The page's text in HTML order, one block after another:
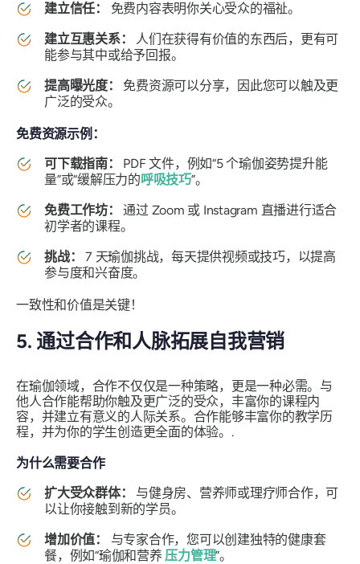
建立信任：
免费内容表明你关心受众的福祉。
建立互惠关系：
人们在获得有价值的东西后，更有可
能参与其中或给予回报。
提高曝光度：
免费资源可以分享，因此您可以触及更
广泛的受众。
免费资源示例：
可下载指南：
PDF 文件，例如“5 个瑜伽姿势提升能
量”或“缓解压力的呼吸技巧”。
免费工作坊：
通过 Zoom 或 Instagram 直播进行适合
初学者的课程。
挑战：
7 天瑜伽挑战，每天提供视频或技巧，以提高
参与度和兴奋度。
一致性和价值是关键！
5. 通过合作和人脉拓展自我营销
在瑜伽领域，合作不仅仅是一种策略，更是一种必需。与
他人合作能帮助你触及更广泛的受众，丰富你的课程内
容，并建立有意义的人际关系。合作能够丰富你的教学历
程，并为你的学生创造更全面的体验。.
为什么需要合作
扩大受众群体：
与健身房、营养师或理疗师合作，可
以让你接触到新的学员。
增加价值：
与专家合作，您可以创建独特的健康套
餐，例如“瑜伽和营养 压力管理”。